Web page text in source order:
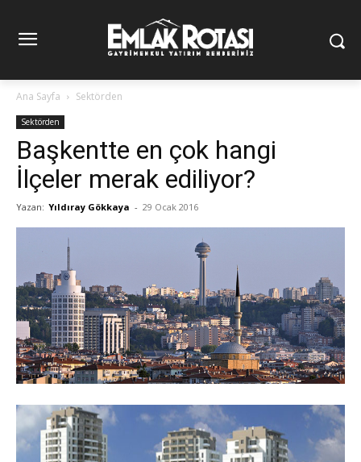
Ana Sayfa Sektörden
Sektörden
Başkentte en çok hangi
İlçeler merak ediliyor?
Yazan: Yıldıray Gökkaya - 29 Ocak 2016